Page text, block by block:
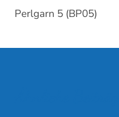
Perlgarn 5 (BP05)